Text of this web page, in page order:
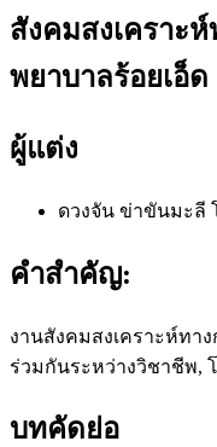
สังคมสงเคราะ
พยาบาลร้อยเอ็ด
ผู้แต่ง
ดวงจัน ข่าขันมะลี
คำสำคัญ:
งานสังคมสงเคราะห์ทา
ร่วมกันระหว่างวิชาชีพ,
บทคัดย่อ